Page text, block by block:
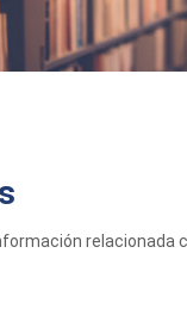
relacionada